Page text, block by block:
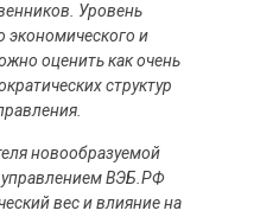
Уровень
экономического и
оценить как очень
структур
новообразуемой
управлением ВЭБ.РФ
вес и влияние на